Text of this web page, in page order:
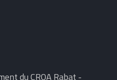
du CROA Rabat -